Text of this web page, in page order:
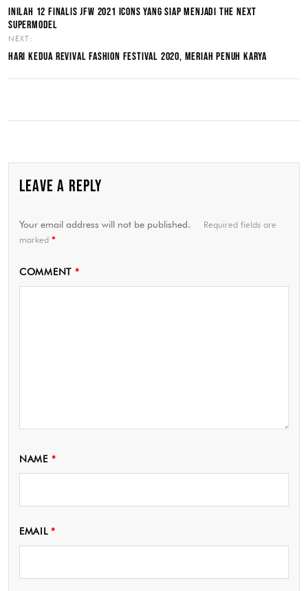
INILAH 12 FINALIS JFW 2021 ICONS YANG SIAP MENJADI THE NEXT
SUPERMODEL
NEXT:
HARI KEDUA REVIVAL FASHION FESTIVAL 2020, MERIAH PENUH KARYA
LEAVE A REPLY
Your email address will not be published.
Required fields are
marked *
COMMENT *
NAME *
EMAIL*